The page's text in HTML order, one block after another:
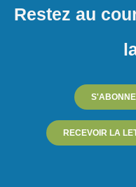
Restez au
RECEVOIR LA